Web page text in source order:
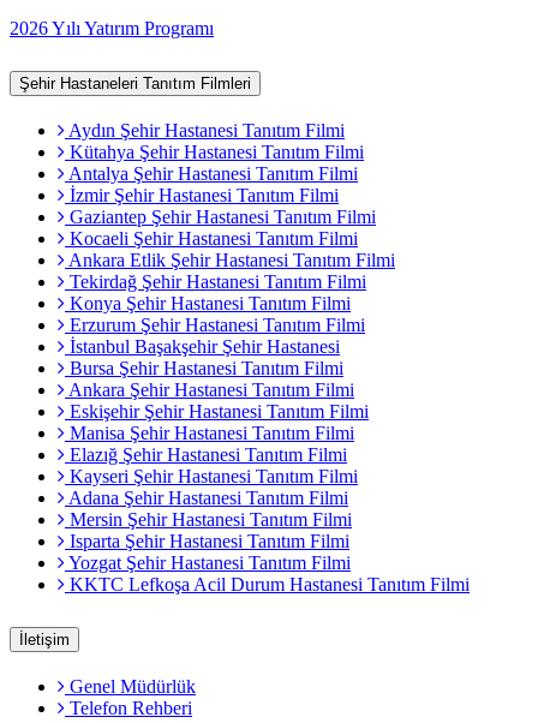
2026 Yılı Yatırım Programı
Şehir Hastaneleri Tanıtım Filmleri
Aydın Şehir Hastanesi Tanıtım Filmi
Kütahya Şehir Hastanesi Tanıtım Filmi
Antalya Şehir Hastanesi Tanıtım Filmi
İzmir Şehir Hastanesi Tanıtım Filmi
Gaziantep Şehir Hastanesi Tanıtım Filmi
Kocaeli Şehir Hastanesi Tanıtım Filmi
Ankara Etlik Şehir Hastanesi Tanıtım Filmi
Tekirdağ Şehir Hastanesi Tanıtım Filmi
Konya Şehir Hastanesi Tanıtım Filmi
Erzurum Şehir Hastanesi Tanıtım Filmi
İstanbul Başakşehir Şehir Hastanesi
Bursa Şehir Hastanesi Tanıtım Filmi
Ankara Şehir Hastanesi Tanıtım Filmi
Eskişehir Şehir Hastanesi Tanıtım Filmi
Manisa Şehir Hastanesi Tanıtım Filmi
Elazığ Şehir Hastanesi Tanıtım Filmi
Kayseri Şehir Hastanesi Tanıtım Filmi
Adana Şehir Hastanesi Tanıtım Filmi
Mersin Şehir Hastanesi Tanıtım Filmi
Isparta Şehir Hastanesi Tanıtım Filmi
Yozgat Şehir Hastanesi Tanıtım Filmi
KKTC Lefkoşa Acil Durum Hastanesi Tanıtım Filmi
İletişim
Genel Müdürlük
Telefon Rehberi